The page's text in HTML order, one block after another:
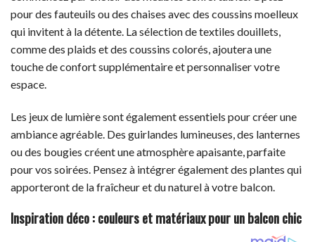
pour des fauteuils ou des chaises avec des coussins moelleux
qui invitent à la détente. La sélection de textiles douillets,
comme des plaids et des coussins colorés, ajoutera une
touche de confort supplémentaire et personnaliser votre
espace.
Les jeux de lumière sont également essentiels pour créer une
ambiance agréable. Des guirlandes lumineuses, des lanternes
ou des bougies créent une atmosphère apaisante, parfaite
pour vos soirées. Pensez à intégrer également des plantes qui
apporteront de la fraîcheur et du naturel à votre balcon.
Inspiration déco : couleurs et matériaux pour un balcon chic